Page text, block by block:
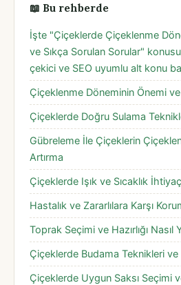
📖 Bu rehberde
İşte "Çiçeklerde Çiçeklenme
ve Sıkça Sorulan Sorular"
çekici ve SEO uyumlu alt konu
Çiçeklenme Döneminin Önemi
Çiçeklerde Doğru Sulama
Gübreleme İle Çiçeklerin
Artırma
Çiçeklerde Işık ve Sıcaklık
Hastalık ve Zararlılara Karşı
Toprak Seçimi ve Hazırlığı Nasıl
Çiçeklerde Budama Teknikleri ve
Çiçeklerde Uygun Saksı Seçimi